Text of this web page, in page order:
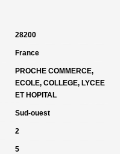
28200
France
PROCHE COMMERCE,
ECOLE, COLLEGE, LYCEE
ET HOPITAL
Sud-ouest
2
5